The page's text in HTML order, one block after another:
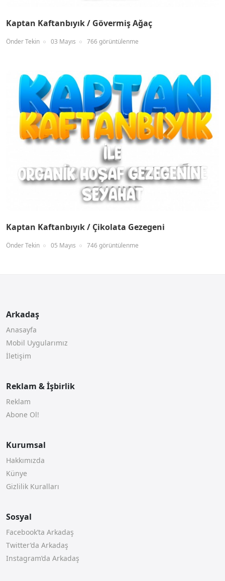
Kaptan Kaftanbıyık / Gövermiş Ağaç
Önder Tekin 03 Mayıs 766 görüntülenme
Kaptan Kaftanbıyık / Çikolata Gezegeni
Önder Tekin 05 Mayıs 746 görüntülenme
Arkadaş
Anasayfa
Mobil Uygularımız
İletişim
Reklam & İşbirlik
Reklam
Abone Ol!
Kurumsal
Hakkımızda
Künye
Gizlilik Kuralları
Sosyal
Facebook’ta Arkadaş
Twitter’da Arkadaş
Instagram’da Arkadaş